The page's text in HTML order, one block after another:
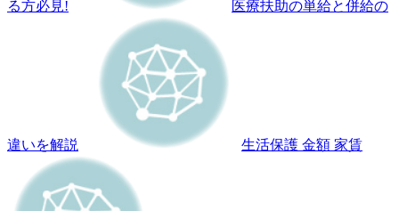
る方必見! 医療扶助の単給と併給の
違いを解説 生活保護 金額 家賃